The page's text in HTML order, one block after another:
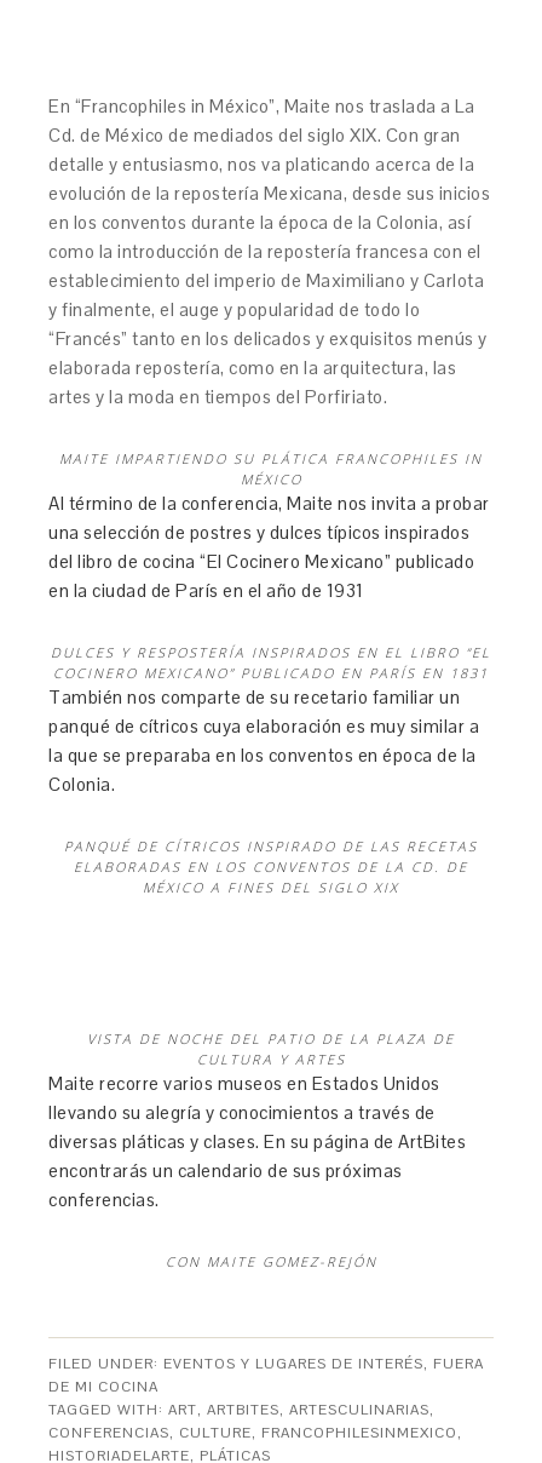
En “Francophiles in México”, Maite nos traslada a La
Cd. de México de mediados del siglo XIX. Con gran
detalle y entusiasmo, nos va platicando acerca de la
evolución de la repostería Mexicana, desde sus inicios
en los conventos durante la época de la Colonia, así
como la introducción de la repostería francesa con el
establecimiento del imperio de Maximiliano y Carlota
y finalmente, el auge y popularidad de todo lo
“Francés” tanto en los delicados y exquisitos menús y
elaborada repostería, como en la arquitectura, las
artes y la moda en tiempos del Porfiriato.
MAITE IMPARTIENDO SU PLÁTICA FRANCOPHILES IN
MÉXICO
Al término de la conferencia, Maite nos invita a probar
una selección de postres y dulces típicos inspirados
del libro de cocina “El Cocinero Mexicano” publicado
en la ciudad de París en el año de 1931
DULCES Y RESPOSTERÍA INSPIRADOS EN EL LIBRO “EL
COCINERO MEXICANO” PUBLICADO EN PARÍS EN 1831
También nos comparte de su recetario familiar un
panqué de cítricos cuya elaboración es muy similar a
la que se preparaba en los conventos en época de la
Colonia.
PANQUÉ DE CÍTRICOS INSPIRADO DE LAS RECETAS
ELABORADAS EN LOS CONVENTOS DE LA CD. DE
MÉXICO A FINES DEL SIGLO XIX
VISTA DE NOCHE DEL PATIO DE LA PLAZA DE
CULTURA Y ARTES
Maite recorre varios museos en Estados Unidos
llevando su alegría y conocimientos a través de
diversas pláticas y clases. En su página de ArtBites
encontrarás un calendario de sus próximas
conferencias.
CON MAITE GOMEZ-REJÓN
FILED UNDER: EVENTOS Y LUGARES DE INTERÉS, FUERA
DE MI COCINA
TAGGED WITH:ART,ARTBITES,ARTESCULINARIAS,
CONFERENCIAS, CULTURE, FRANCOPHILESINMEXICO,
HISTORIADELARTE, PLÁTICAS